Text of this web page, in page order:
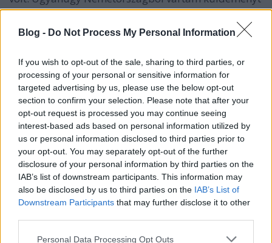
Blog - Do Not Process My Personal Information
If you wish to opt-out of the sale, sharing to third parties, or
processing of your personal or sensitive information for
targeted advertising by us, please use the below opt-out
section to confirm your selection. Please note that after your
opt-out request is processed you may continue seeing
interest-based ads based on personal information utilized by
us or personal information disclosed to third parties prior to
your opt-out. You may separately opt-out of the further
disclosure of your personal information by third parties on the
IAB’s list of downstream participants. This information may
also be disclosed by us to third parties on the IAB’s List of
Downstream Participants that may further disclose it to other
Please note that this website/app uses one or more Google
Personal Data Processing Opt Outs
Budapestre, a követésben viszont rendre dunakeszi
címre akarták kézbesíteni. Az elsőnél azt hittem,
biztos bug a követésben, de minden más jól volt, a
segíteni, átirányított a futárcéghez, ahol pár e-mail-
váltás után sikerült rögzíteni a jó címet, másnap
meg is kaptam. De hogy ez miért nem megy
alapból...
A rendszerük egy katasztrófa, és ez kb. egy éve
történt. Azóta se csinálták meg, úgy tűnik.
6 éve
@Cathie83: